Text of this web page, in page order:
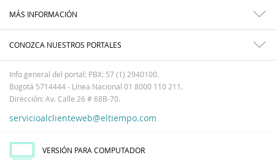
MÁS INFORMACIÓN
CONOZCA NUESTROS PORTALES
Info general del portal: PBX: 57 (1) 2940100.
Bogotá 5714444 - Línea Nacional 01 8000 110 211.
Dirección: Av. Calle 26 # 68B-70.
servicioalclienteweb@eltiempo.com
VERSIÓN PARA COMPUTADOR